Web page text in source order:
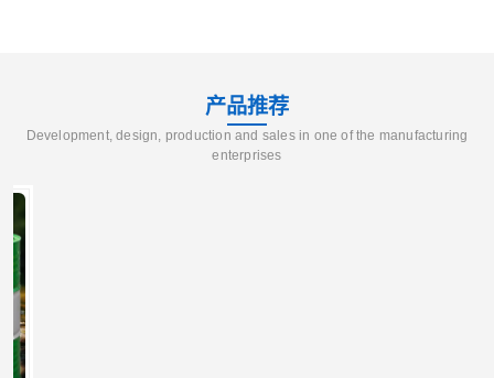
产品推荐
Development, design, production and sales in one of the manufacturing
enterprises